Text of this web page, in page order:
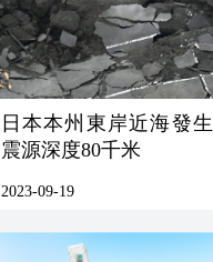
日本本州東岸近海發
震源深度80千米
2023-09-19